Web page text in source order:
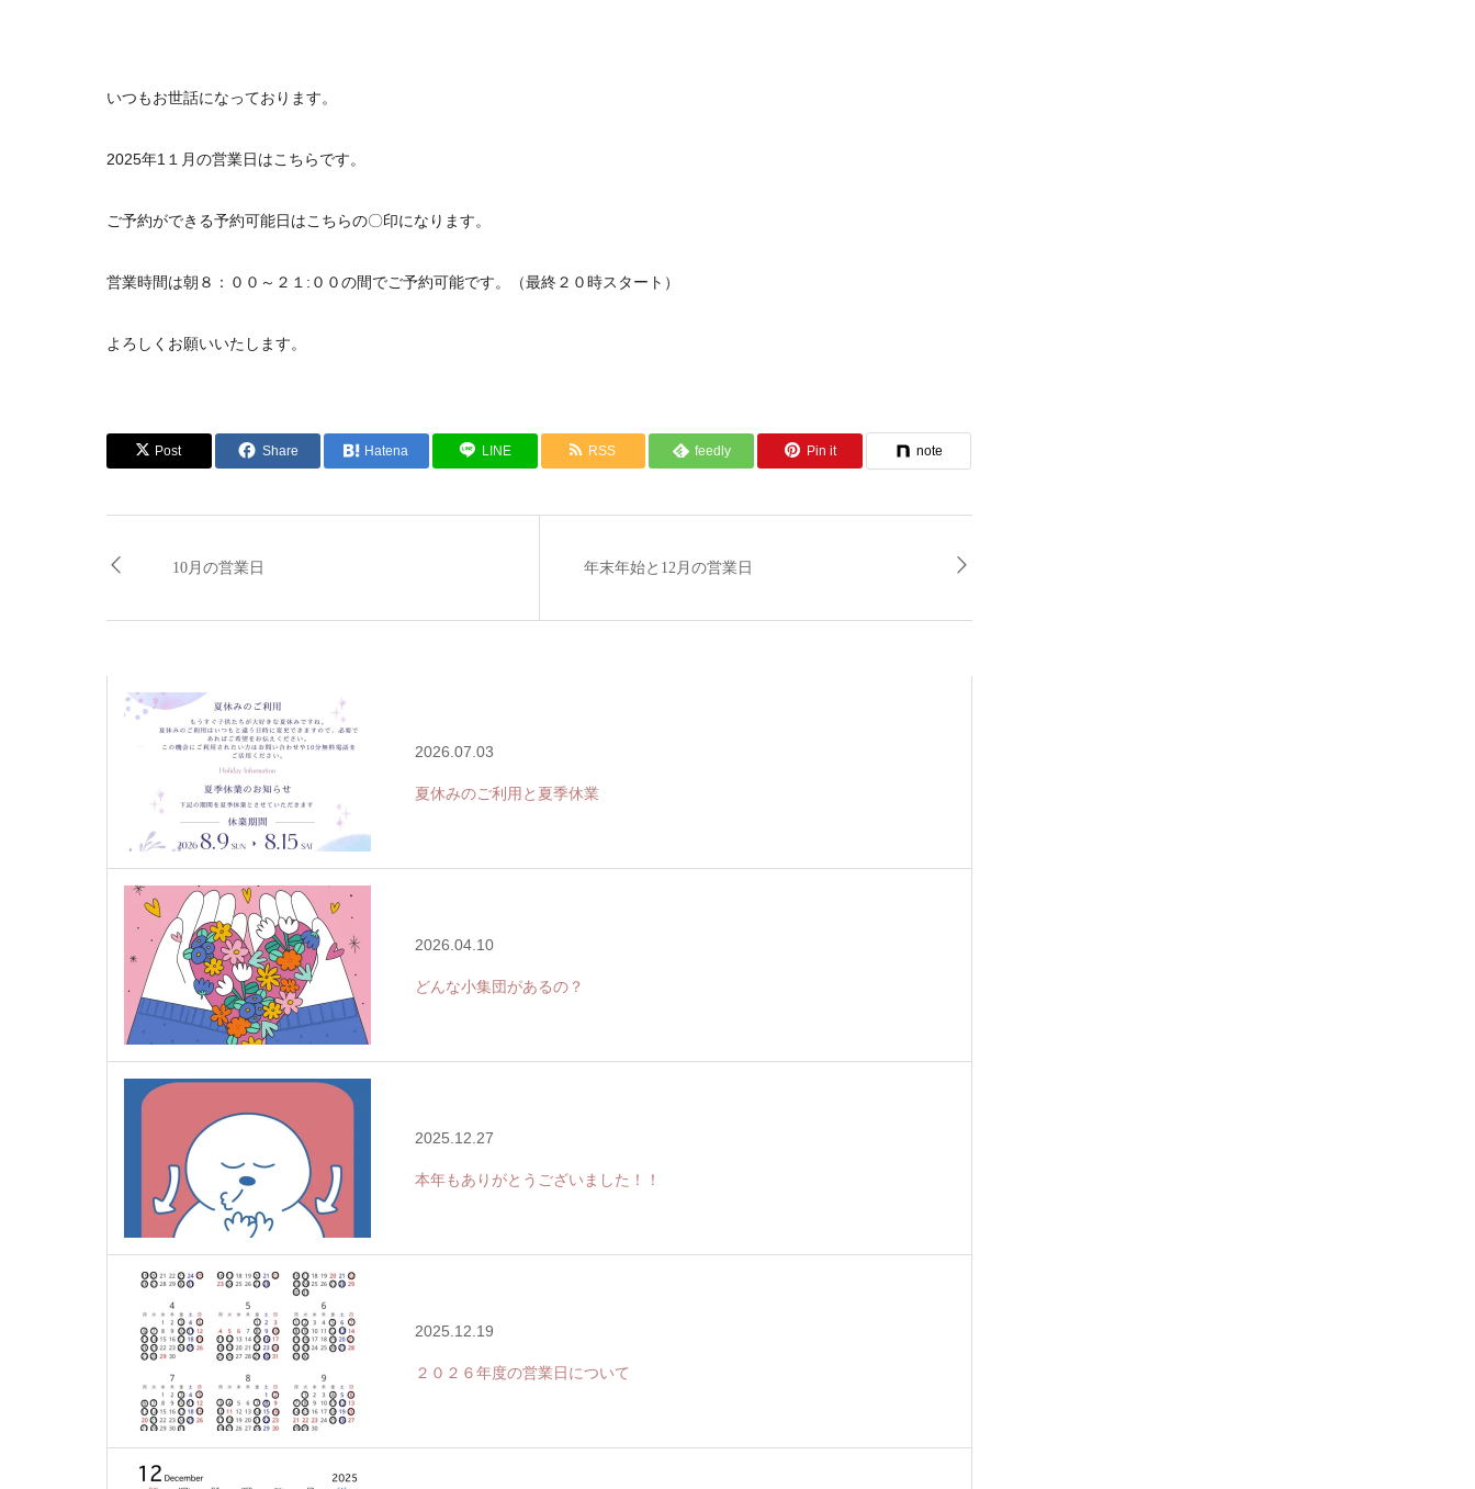
いつもお世話になっております。
2025年1１月の営業日はこちらです。
ご予約ができる予約可能日はこちらの〇印になります。
営業時間は朝８：００～２１:００の間でご予約可能です。（最終２０時スタート）
よろしくお願いいたします。
Post Share Hatena LINE RSS feedly Pin it note
10月の営業日 年末年始と12月の営業日
2026.07.03
夏休みのご利用と夏季休業
2026.04.10
どんな小集団があるの？
2025.12.27
本年もありがとうございました！！
2025.12.19
２０２６年度の営業日について